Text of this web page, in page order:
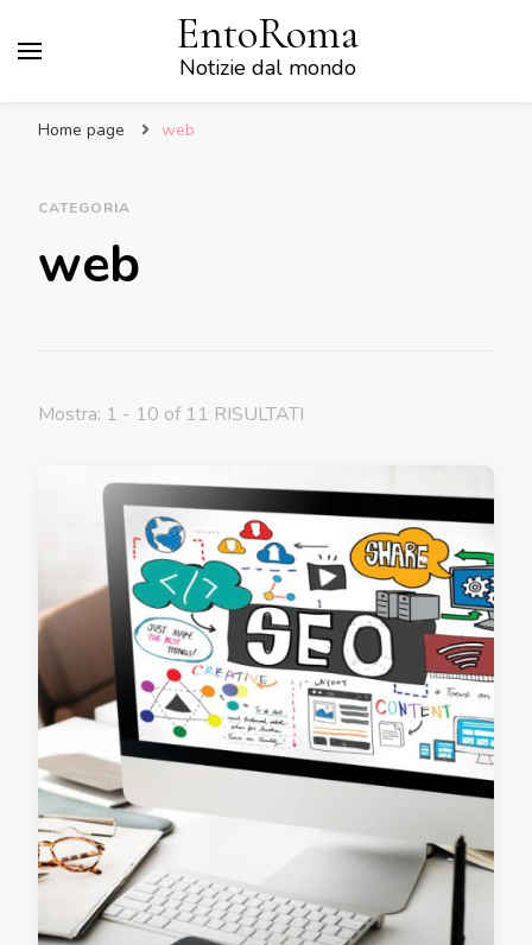
EntoRoma
Notizie dal mondo
Home page web
CATEGORIA
web
Mostra: 1 - 10 of 11 RISULTATI